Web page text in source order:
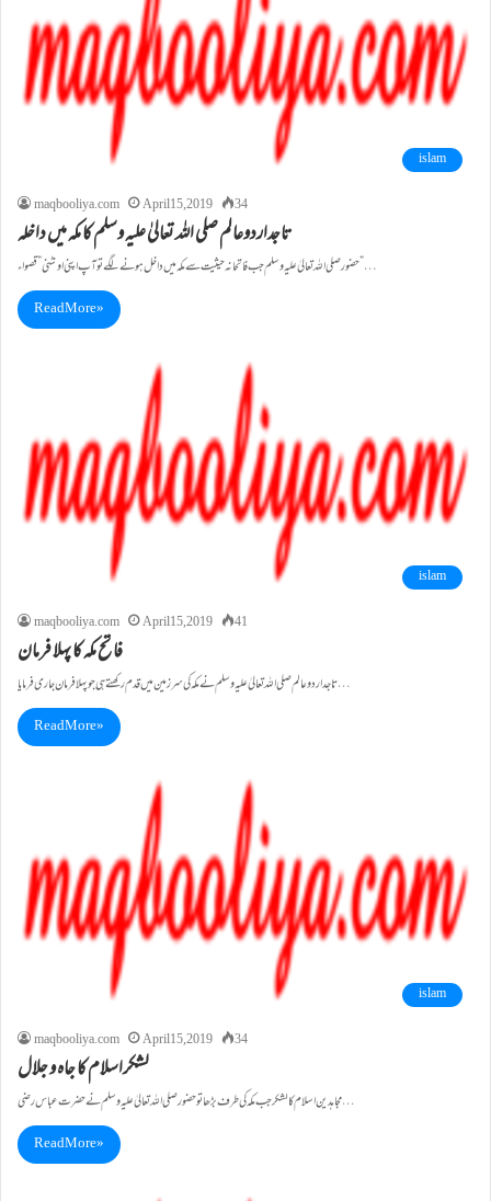
islam
maqbooliya.com
April 15, 2019 34
تاجداردوعالم صلی اللہ تعالیٰ علیہ وسلم کا مکہ میں داخلہ
حضور صلی اللہ تعالیٰ علیہ وسلم جب فاتحانہ حیثیت سے مکہ میں داخل ہونے لگے تو آپ اپنی اونٹنی ”قصواء”…
Read More »
islam
maqbooliya.com
April 15, 2019 41
فاتح مکہ کا پہلا فرمان
تاجدار دوعالم صلی اللہ تعالیٰ علیہ وسلم نے مکہ کی سرزمین میں قدم رکھتے ہی جو پہلا فرمان جاری فرمایا…
Read More »
islam
maqbooliya.com
April 15, 2019 34
لشکراسلام کا جاہ و جلال
مجاہدین اسلام کا لشکر جب مکہ کی طرف بڑھا تو حضور صلی اللہ تعالیٰ علیہ وسلم نے حضرت عباس رضی…
Read More »